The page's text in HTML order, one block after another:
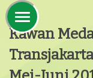
Kawan